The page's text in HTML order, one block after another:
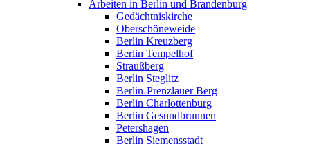
Arbeiten in Berlin und Brandenburg
Gedächtniskirche
Oberschöneweide
Berlin Kreuzberg
Berlin Tempelhof
Straußberg
Berlin Steglitz
Berlin-Prenzlauer Berg
Berlin Charlottenburg
Berlin Gesundbrunnen
Petershagen
Berlin Siemensstadt